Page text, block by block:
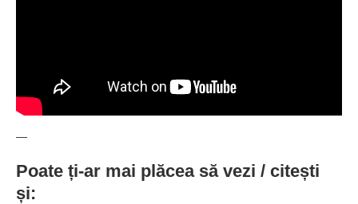
—
Poate ți-ar mai plăcea să vezi / citești
și: